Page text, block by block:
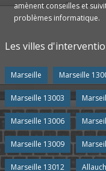
amènent conseilles et
problèmes informatique.
Les villes
Marseille Marseille
Marseille 13003
Marseille 13006
Marseille 13009
Marseille 13012 Allauch